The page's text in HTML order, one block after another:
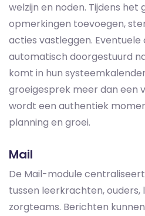
welzijn en noden. Tijdens
opmerkingen toevoegen,
acties vastleggen.
automatisch doorgestuurd
komt in hun
groeigesprek meer dan
wordt een authentiek
planning en groei.
Mail
De Mail-module
tussen leerkrachten, ouders,
zorgteams. Berichten